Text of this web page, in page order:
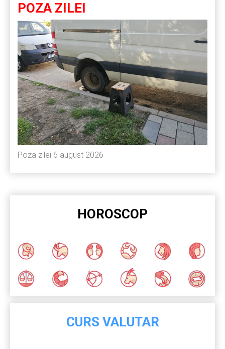
POZA ZILEI
Poza zilei 6 august 2026
HOROSCOP
CURS VALUTAR